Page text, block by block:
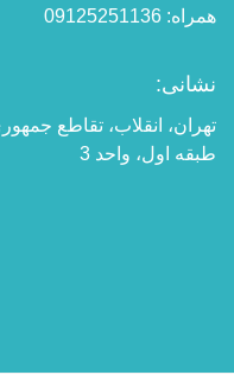
همراه: 09125251136
نشانی:
طبقه اول، واحد 3